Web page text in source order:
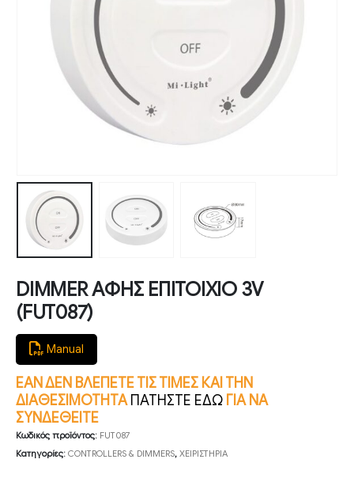
DIMMER ΑΦΗΣ ΕΠΙΤΟΙΧΙΟ 3V
(FUT087)
Manual
ΕΑΝ ΔΕΝ ΒΛΕΠΕΤΕ ΤΙΣ ΤΙΜΕΣ ΚΑΙ ΤΗΝ
ΔΙΑΘΕΣΙΜΟΤΗΤΑ ΠΑΤΗΣΤΕ ΕΔΩ ΓΙΑ ΝΑ
ΣΥΝΔΕΘΕΙΤΕ
Κωδικός προϊόντος: FUT087
Κατηγορίες: CONTROLLERS & DIMMERS, ΧΕΙΡΙΣΤΗΡΙΑ